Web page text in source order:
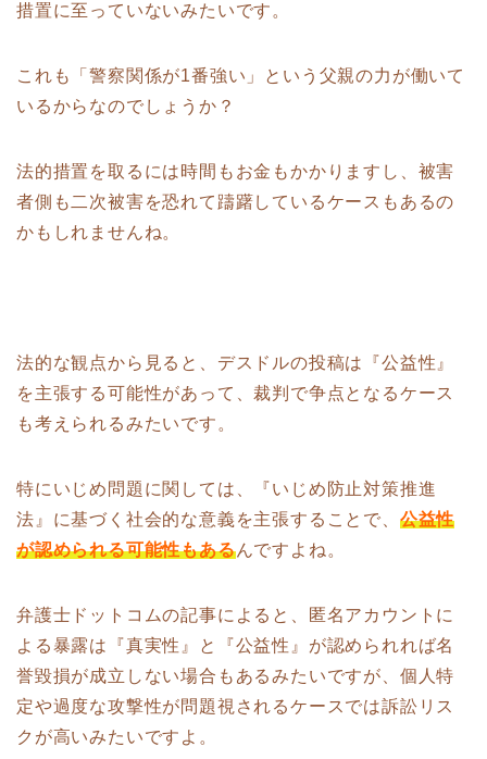
措置に至っていないみたいです。
これも「警察関係が1番強い」という父親の力が働いて
いるからなのでしょうか？
法的措置を取るには時間もお金もかかりますし、被害
者側も二次被害を恐れて躊躇しているケースもあるの
かもしれませんね。
法的な観点から見ると、デスドルの投稿は『公益性』
を主張する可能性があって、裁判で争点となるケース
も考えられるみたいです。
特にいじめ問題に関しては、『いじめ防止対策推進
法』に基づく社会的な意義を主張することで、 公益性
が認められる可能性もあるんですよね。
弁護士ドットコムの記事によると、匿名アカウントに
よる暴露は『真実性』と『公益性』が認められれば名
誉毀損が成立しない場合もあるみたいですが、個人特
定や過度な攻撃性が問題視されるケースでは訴訟リス
クが高いみたいですよ。